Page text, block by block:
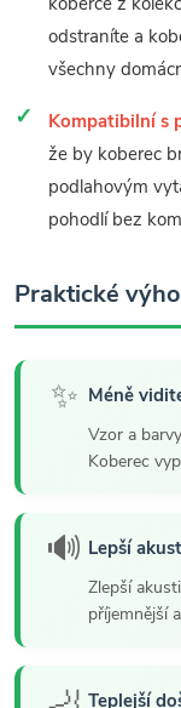
odstraníte a
všechny
Kompatibilní s
že by koberec
podlahovým
pohodlí bez
Praktické
✨ Méně
Vzor a
Koberec
🔊 Lepší
Zlepší
příjemnější
Teplejší